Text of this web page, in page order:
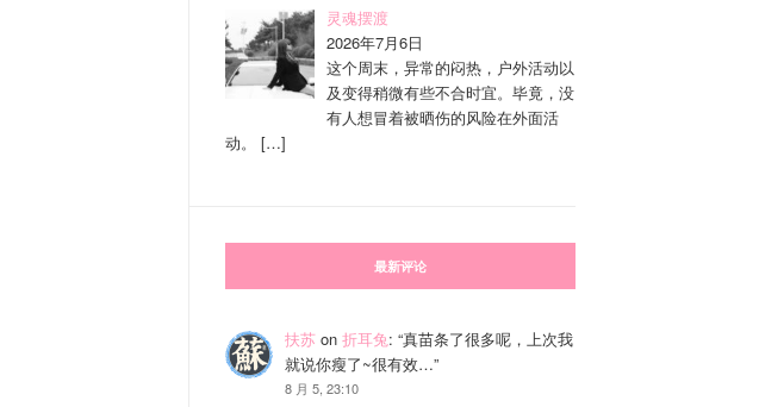
灵魂摆渡
2026年7月6日
这个周末，异常的闷热，户外活动以
及变得稍微有些不合时宜。毕竟，没
有人想冒着被晒伤的风险在外面活
动。
[…]
最新评论
扶苏on 折耳兔: “真苗条了很多呢，上次我
就说你瘦了~很有效…”
8 月 5, 23:10